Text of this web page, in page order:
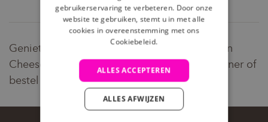
Geniet nu van een verrukkelijke Muffin Lemon
Cheesecake in jouw favoriete Bruno Foodcorner of
bestel eenvoudig online!
gebruikerservaring te verbeteren. Door onze
website te gebruiken, stemt u in met alle
cookies in overeenstemming met ons
Cookiebeleid.
ALLES ACCEPTEREN
ALLES AFWIJZEN